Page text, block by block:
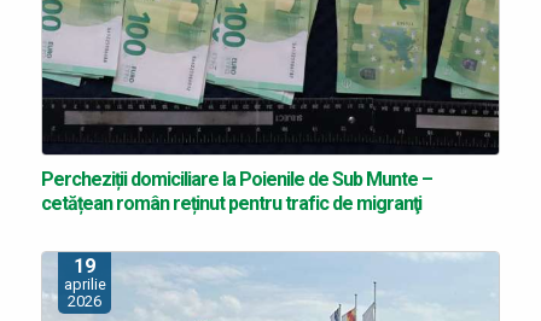
Percheziții domiciliare la Poienile de Sub Munte –
cetățean român reținut pentru trafic de migranţi
19
aprilie
2026